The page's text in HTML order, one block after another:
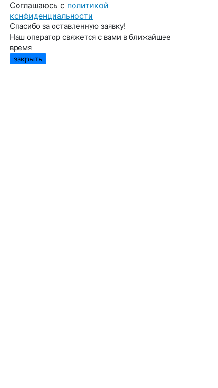
Cоглашаюсь с политикой
конфиденциальности
Спасибо за оставленную заявку!
Наш оператор свяжется с вами в ближайшее
время
закрыть